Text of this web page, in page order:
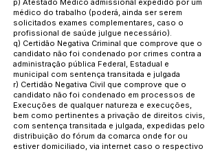
p) Atestado Médico admissional expedido por um
médico do trabalho (poderá, ainda ser serem
solicitados exames complementares, caso o
profissional de saúde julgue necessário).
q) Certidão Negativa Criminal que comprove que o
candidato não foi condenado por crimes contra a
administração pública Federal, Estadual e
municipal com sentença transitada e julgada
r) Certidão Negativa Civil que comprove que o
candidato não foi condenado em processos de
Execuções de qualquer natureza e execuções,
bem como pertinentes a privação de direitos civis,
com sentença transitada e julgada, expedidas pelo
distribuição do fórum da comarca onde for ou
estiver domiciliado, via internet caso o respectivo